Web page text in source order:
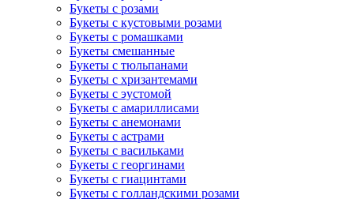
Букеты с розами
Букеты с кустовыми розами
Букеты с ромашками
Букеты смешанные
Букеты с тюльпанами
Букеты с хризантемами
Букеты с эустомой
Букеты с амариллисами
Букеты с анемонами
Букеты с астрами
Букеты с васильками
Букеты с георгинами
Букеты с гиацинтами
Букеты с голландскими розами